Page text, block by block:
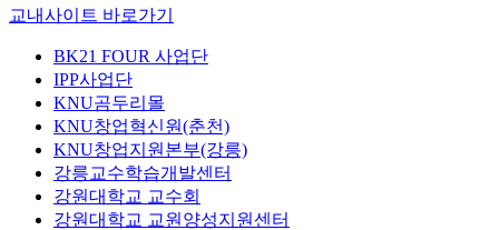
교내사이트 바로가기
BK21 FOUR 사업단
IPP사업단
KNU곰두리몰
KNU창업혁신원(춘천)
KNU창업지원본부(강릉)
강릉교수학습개발센터
강원대학교 교수회
강원대학교 교원양성지원센터